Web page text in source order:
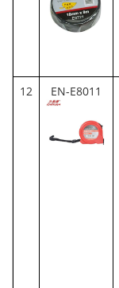
12 EN-E8011